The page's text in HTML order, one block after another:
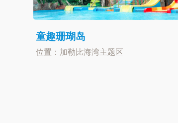
童趣珊瑚岛
位置：加勒比海湾主题区